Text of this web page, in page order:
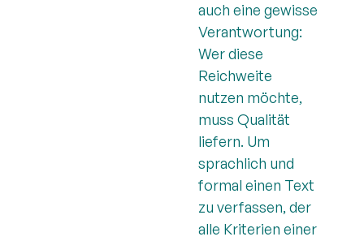
auch eine gewisse
Verantwortung:
Wer diese
Reichweite
nutzen möchte,
muss Qualität
liefern. Um
sprachlich und
formal einen Text
zu verfassen, der
alle Kriterien einer